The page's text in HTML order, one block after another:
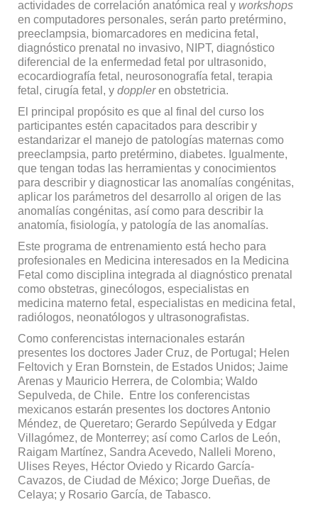
actividades de correlación anatómica real y workshops
en computadores personales, serán parto pretérmino,
preeclampsia, biomarcadores en medicina fetal,
diagnóstico prenatal no invasivo, NIPT, diagnóstico
diferencial de la enfermedad fetal por ultrasonido,
ecocardiografía fetal, neurosonografía fetal, terapia
fetal, cirugía fetal, y doppleren obstetricia.
El principal propósito es que al final del curso los
participantes estén capacitados para describir y
estandarizar el manejo de patologías maternas como
preeclampsia, parto pretérmino, diabetes. Igualmente,
que tengan todas las herramientas y conocimientos
para describir y diagnosticar las anomalías congénitas,
aplicar los parámetros del desarrollo al origen de las
anomalías congénitas, así como para describir la
anatomía, fisiología, y patología de las anomalías.
Este programa de entrenamiento está hecho para
profesionales en Medicina interesados en la Medicina
Fetal como disciplina integrada al diagnóstico prenatal
como obstetras, ginecólogos, especialistas en
medicina materno fetal, especialistas en medicina fetal,
radiólogos, neonatólogos y ultrasonografistas.
Como conferencistas internacionales estarán
presentes los doctores Jader Cruz, de Portugal; Helen
Feltovich y Eran Bornstein, de Estados Unidos; Jaime
Arenas y Mauricio Herrera, de Colombia; Waldo
Sepulveda, de Chile. Entre los conferencistas
mexicanos estarán presentes los doctores Antonio
Méndez, de Queretaro; Gerardo Sepúlveda y Edgar
Villagómez, de Monterrey; así como Carlos de León,
Raigam Martínez, Sandra Acevedo, Nalleli Moreno,
Ulises Reyes, Héctor Oviedo y Ricardo García-
Cavazos, de Ciudad de México; Jorge Dueñas, de
Celaya; y Rosario García, de Tabasco.